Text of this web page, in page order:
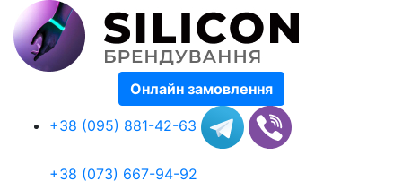
Онлайн замовлення
+38 (095) 881-42-63
+38 (073) 667-94-92